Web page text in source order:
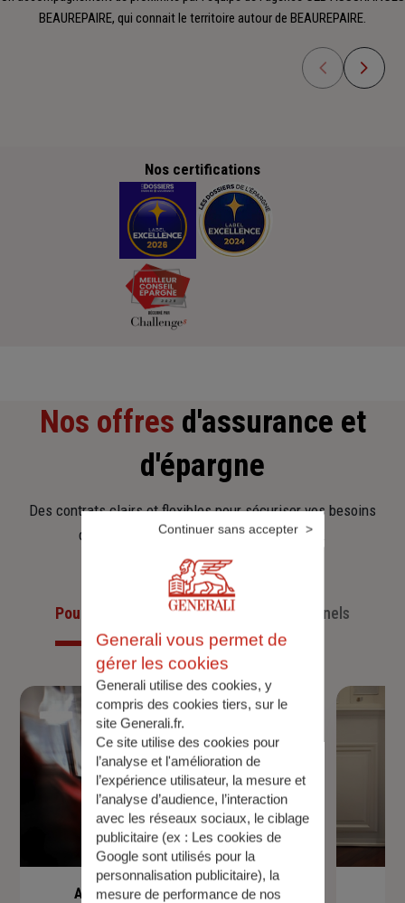
BEAUREPAIRE, qui connait le territoire autour de BEAUREPAIRE.
Nos certifications
Nos offres d'assurance et
d'épargne
Des contrats clairs et flexibles pour sécuriser vos besoins
d’aujourd’hui et anticiper ceux de demain.
Pour les particuliersPour les professionnels
Assurance de prêt immobilier
Generali vous permet de
gérer les cookies
Generali utilise des cookies, y
compris des cookies tiers, sur le
site Generali.fr.
Ce site utilise des cookies pour
l’analyse et l'amélioration de
l’expérience utilisateur, la mesure et
l’analyse d’audience, l’interaction
avec les réseaux sociaux, le ciblage
publicitaire (ex : Les cookies de
Google sont utilisés pour la
personnalisation publicitaire), la
mesure de performance de nos
Continuer sans accepter